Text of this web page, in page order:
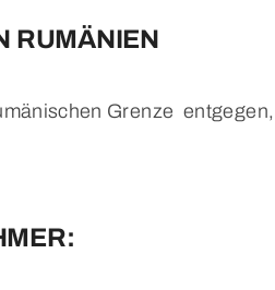
RUMÄNIEN
Grenze entgegen,